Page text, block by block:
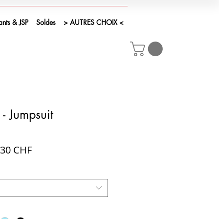
& JSP Soldes > AUTRES CHOIX <
Jumpsuit
CHFPrix